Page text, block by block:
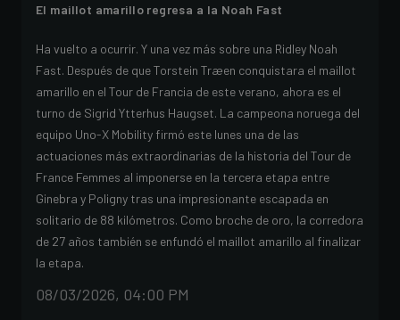
El maillot amarillo regresa a la Noah Fast
Ha vuelto a ocurrir. Y una vez más sobre una Ridley Noah
Fast. Después de que Torstein Træen conquistara el maillot
amarillo en el Tour de Francia de este verano, ahora es el
turno de Sigrid Ytterhus Haugset. La campeona noruega del
equipo Uno-X Mobility firmó este lunes una de las
actuaciones más extraordinarias de la historia del Tour de
France Femmes al imponerse en la tercera etapa entre
Ginebra y Poligny tras una impresionante escapada en
solitario de 88 kilómetros. Como broche de oro, la corredora
de 27 años también se enfundó el maillot amarillo al finalizar
la etapa.
08/03/2026, 04:00 PM